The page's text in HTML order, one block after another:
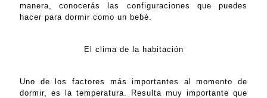
manera, conocerás las configuraciones que puedes
hacer para dormir como un bebé.
El clima de la habitación
Uno de los factores más importantes al momento de
dormir, es la temperatura. Resulta muy importante que